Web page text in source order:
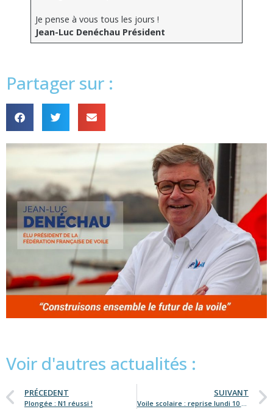
Je pense à vous tous les jours !
Jean-Luc Denéchau Président
Partager sur :
Voir d'autres actualités :
PRÉCEDENT
Plongée : N1 réussi !
SUIVANT
Voile scolaire : reprise lundi 10 mai